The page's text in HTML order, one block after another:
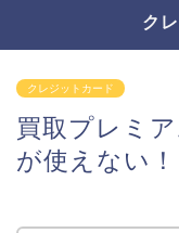
ク
クレジットカード
買取プレミ
が使えない